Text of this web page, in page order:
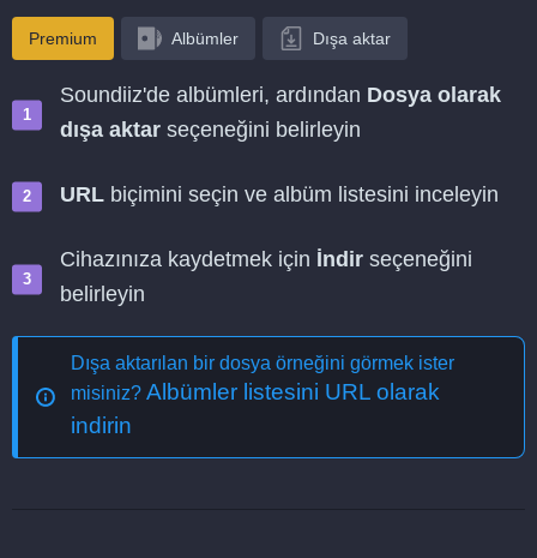
Premium Albümler Dışa aktar
Soundiiz'de albümleri, ardından Dosya olarak
dışa aktar seçeneğini belirleyin
URL biçimini seçin ve albüm listesini inceleyin
Cihazınıza kaydetmek için İndir seçeneğini
belirleyin
Dışa aktarılan bir dosya örneğini görmek ister
misiniz? Albümler listesini URL olarak
indirin